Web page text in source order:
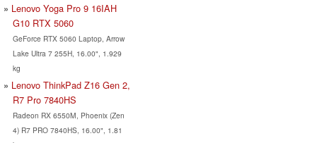
Lenovo Yoga Pro 9 16IAH
G10 RTX 5060
GeForce RTX 5060 Laptop, Arrow
Lake Ultra 7 255H, 16.00", 1.929
kg
Lenovo ThinkPad Z16 Gen 2,
R7 Pro 7840HS
Radeon RX 6550M, Phoenix (Zen
4) R7 PRO 7840HS, 16.00", 1.81